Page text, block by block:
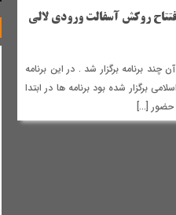
روکش آسفالت ورودی لالی
برنامه برگزار شد . در این برنامه
برگزار شده بود برنامه ها در ابتدا
حضور […]